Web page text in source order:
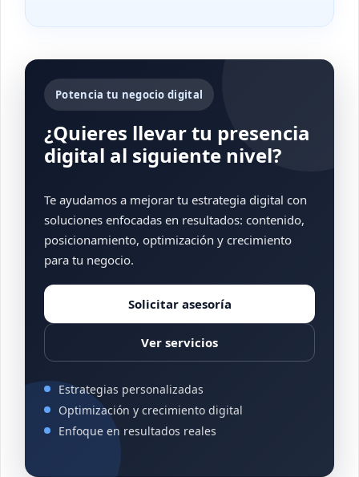
Potencia tu negocio digital
¿Quieres llevar tu presencia
digital al siguiente nivel?
Te ayudamos a mejorar tu estrategia digital con
soluciones enfocadas en resultados: contenido,
posicionamiento, optimización y crecimiento
para tu negocio.
Solicitar asesoría
Ver servicios
Estrategias personalizadas
Optimización y crecimiento digital
Enfoque en resultados reales